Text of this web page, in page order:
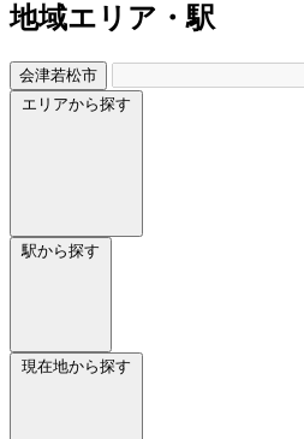
地域エリア・駅
会津若松市
エリアから探す
駅から探す
現在地から探す